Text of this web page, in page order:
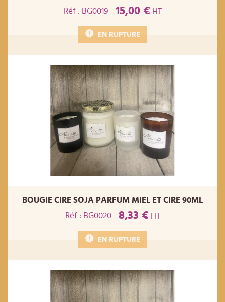
Réf : BG0019
15,00 € HT
EN RUPTURE
BOUGIE CIRE SOJA PARFUM MIEL ET CIRE 90ML
Réf : BG0020
8,33 € HT
EN RUPTURE